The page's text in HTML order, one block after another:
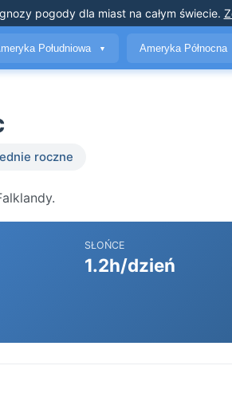
pogodydla miast na całym świecie.
Południowa ▼ Ameryka Północna
roczne
SŁOŃCE
1.2h/dzień